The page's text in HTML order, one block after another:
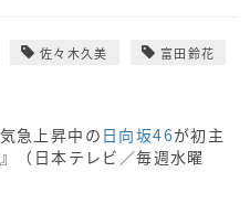
佐々木久美 富田鈴花
急上昇中の 日向坂46が初主
（日本テレビ／毎週水曜